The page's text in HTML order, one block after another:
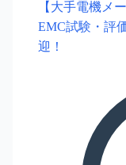
【大手電機メ
EMC試験・評
迎！